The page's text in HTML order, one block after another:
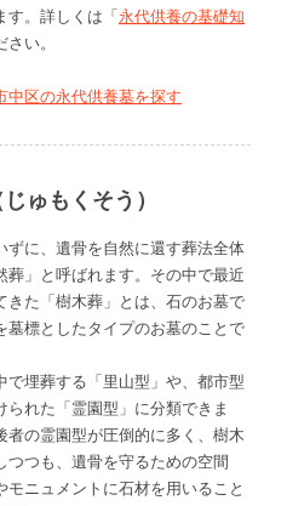
す。詳しくは「永代供養の基礎知
い。
中区の永代供養墓を探す
ゅもくそう）
ずに、遺骨を自然に還す葬法全体
葬」と呼ばれます。その中で最近
きた「樹木葬」とは、石のお墓で
墓標としたタイプのお墓のことで
で埋葬する「里山型」や、都市型
られた「霊園型」に分類できま
者の霊園型が圧倒的に多く、樹木
つつも、遺骨を守るための空間
モニュメントに石材を用いること